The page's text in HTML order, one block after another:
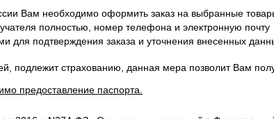
Вам необходимо оформить заказ на выбранные
полностью, номер телефона и электронную почту
для подтверждения заказа и уточнения внесенных
подлежит страхованию, данная мера позволит Вам
предоставление паспорта.